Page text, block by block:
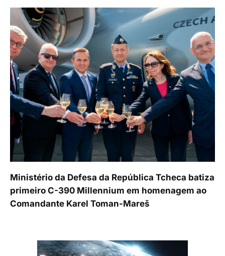
Ministério da Defesa da República Tcheca batiza
primeiro C-390 Millennium em homenagem ao
Comandante Karel Toman-Mareš